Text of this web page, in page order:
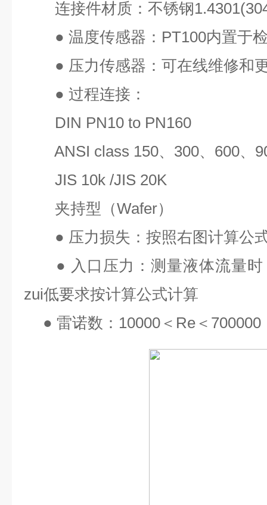
连接件材质：不锈钢
● 温度传感器： PT100内置于
● 压力传感器：可在线维修和
● 过程连接：
DIN PN10 to PN160
ANSI class 150、 300、 600、
JIS 10k /JIS 20K
夹持型（Wafer）
● 压力损失：按照右图计算公
● 入口压力：测量液体流量
zui低要求按计算公式计算
● 雷诺数： 10000 ＜ Re ＜ 700000